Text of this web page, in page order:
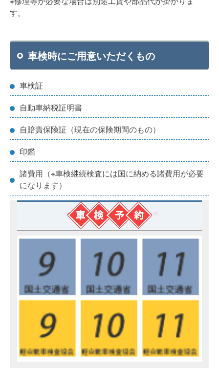
す。
車検時にご用意いただくもの
車検証
自動車納税証明書
自賠責保険証（現在の保険期間のもの）
印鑑
諸費用（※車検継続検査には国に納める諸費用が必要
になります）